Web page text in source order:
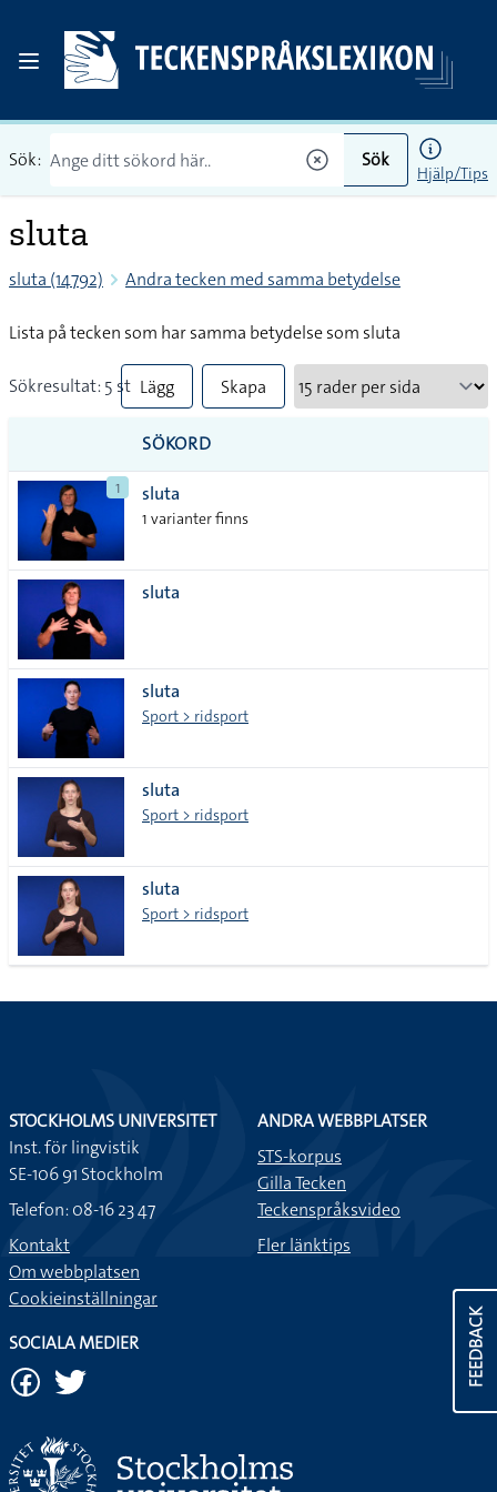
Sök: Sök
Hjälp/Tips
sluta
sluta (14792) Andra tecken med samma betydelse
Lista på tecken som har samma betydelse som sluta
Sökresultat: 5 st Lägg
till
alla i
lista
Skapa
SÖKORD
1 sluta
1 varianter finns
sluta
sluta
Sport > ridsport
sluta
Sport > ridsport
sluta
Sport > ridsport
FEEDBACK
STOCKHOLMS UNIVERSITET
Inst. för lingvistik
SE-106 91 Stockholm
Telefon: 08-16 23 47
Kontakt
Om webbplatsen
Cookieinställningar
ANDRA WEBBPLATSER
STS-korpus
Gilla Tecken
Teckenspråksvideo
Fler länktips
SOCIALA MEDIER